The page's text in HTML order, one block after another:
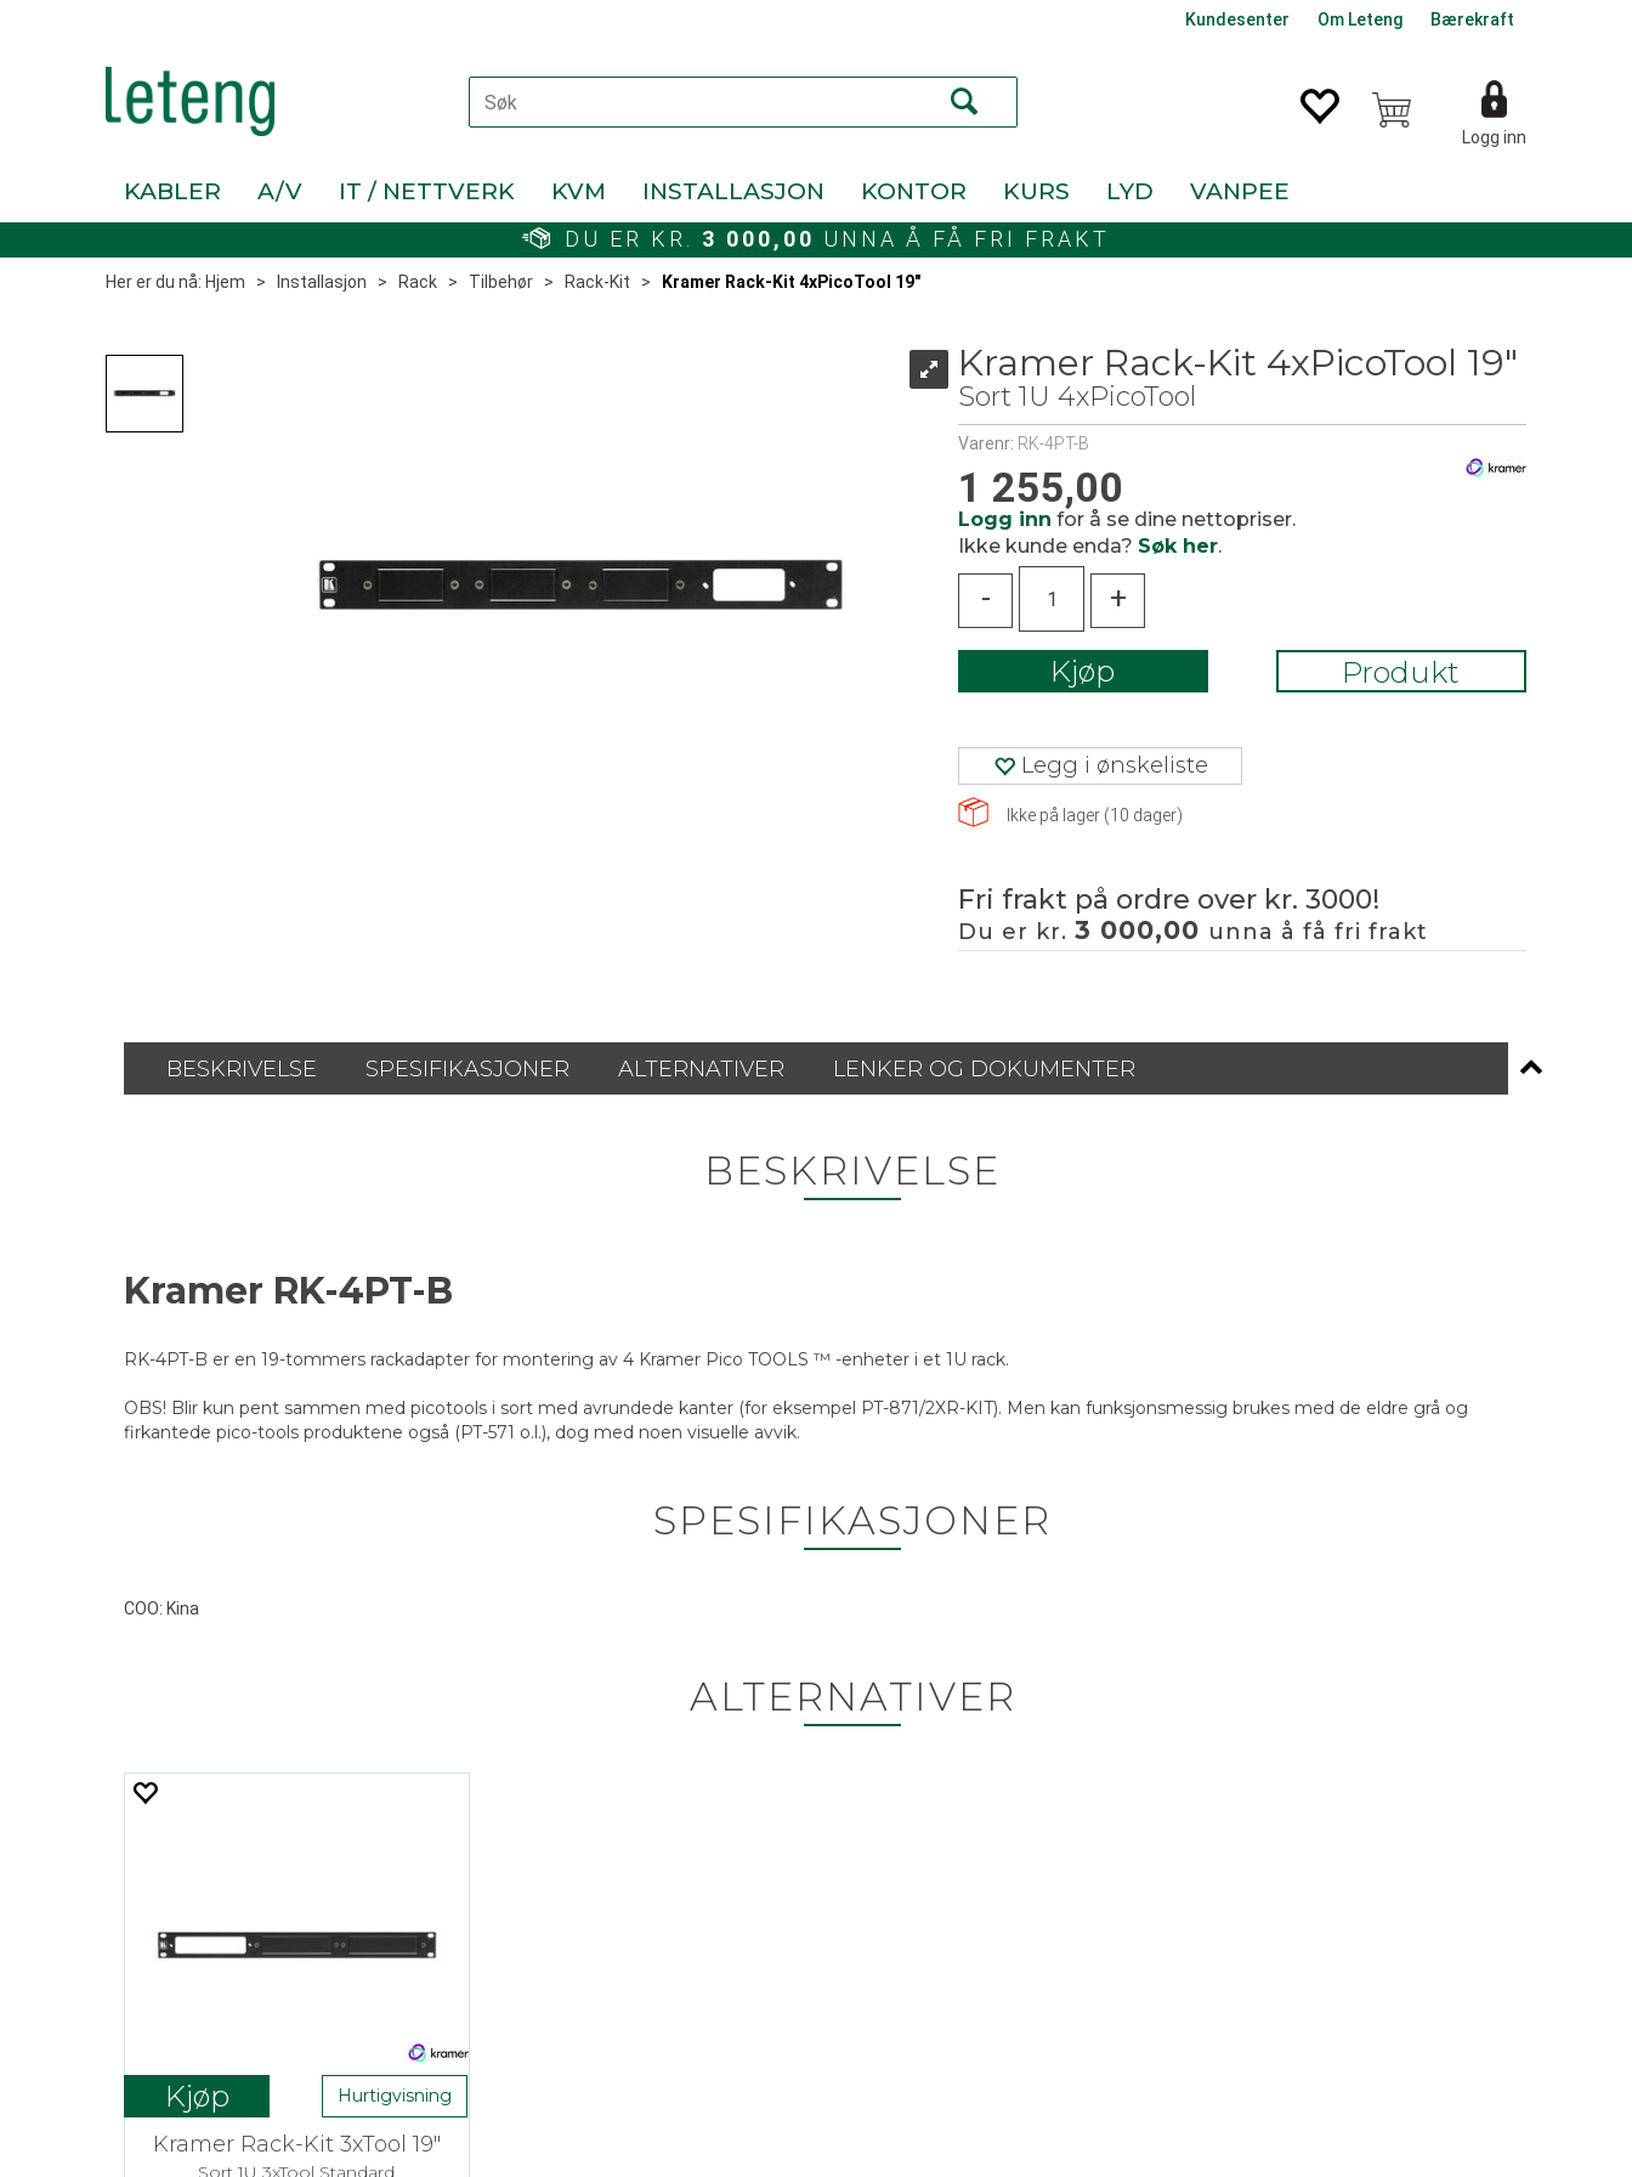
Kundesenter Om Leteng Bærekraft
Logg inn
KABLER A/V IT / NETTVERK KVM INSTALLASJON KONTOR KURS LYD VANPEE
DU ER KR. 3 000,00 UNNA Å FÅ FRI FRAKT
Her er du nå: Hjem > Installasjon > Rack > Tilbehør > Rack-Kit > Kramer Rack-Kit 4xPicoTool 19"
Kramer Rack-Kit 4xPicoTool 19"
Sort 1U 4xPicoTool
Varenr: RK-4PT-B
1 255,00
Logg inn for å se dine nettopriser.
Ikke kunde enda? Søk her.
- +
Kjøp Produkt
Legg i ønskeliste
Ikke på lager (10 dager)
Fri frakt på ordre over kr. 3000!
Du er kr. 3 000,00 unna å få fri frakt
BESKRIVELSE SPESIFIKASJONER ALTERNATIVER LENKER OG DOKUMENTER
BESKRIVELSE
Kramer RK-4PT-B
RK-4PT-B er en 19-tommers rackadapter for montering av 4 Kramer Pico TOOLS ™ -enheter i et 1U rack.
OBS! Blir kun pent sammen med picotools i sort med avrundede kanter (for eksempel PT-871/2XR-KIT). Men kan funksjonsmessig brukes med de eldre grå og
firkantede pico-tools produktene også (PT-571 o.l.), dog med noen visuelle avvik.
SPESIFIKASJONER
COO: Kina
ALTERNATIVER
Kjøp Hurtigvisning
Kramer Rack-Kit 3xTool 19"
Sort 1U 3xTool Standard